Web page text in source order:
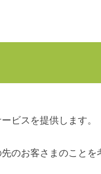
ビスを提供します。
のお客さまのことを